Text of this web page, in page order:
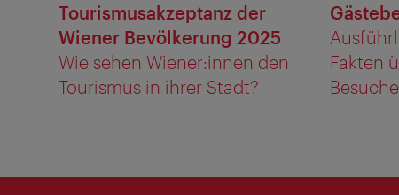
Tourismusakzeptanz der
Wiener Bevölkerung 2025
Wie sehen Wiener:innen den
Tourismus in ihrer Stadt?
Fakten